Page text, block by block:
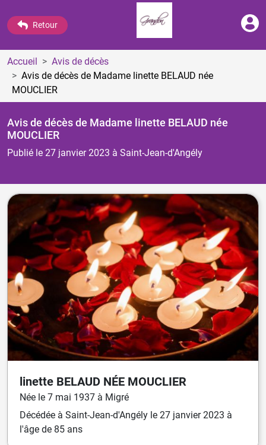
Retour
Accueil
Avis de décès
Avis de décès de Madame linette BELAUD née
MOUCLIER
Avis de décès de Madame linette BELAUD née
MOUCLIER
Publié le 27 janvier 2023 à Saint-Jean-d'Angély
linette BELAUD NÉE MOUCLIER
Née le 7 mai 1937 à Migré
Décédée à Saint-Jean-d'Angély le 27 janvier 2023 à
l'âge de 85 ans